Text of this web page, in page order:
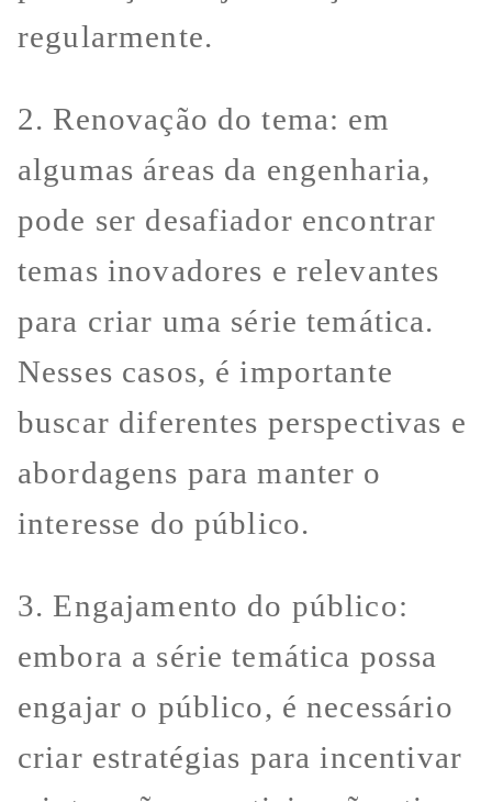
regularmente.
2. Renovação do tema: em
algumas áreas da engenharia,
pode ser desafiador encontrar
temas inovadores e relevantes
para criar uma série temática.
Nesses casos, é importante
buscar diferentes perspectivas e
abordagens para manter o
interesse do público.
3. Engajamento do público:
embora a série temática possa
engajar o público, é necessário
criar estratégias para incentivar